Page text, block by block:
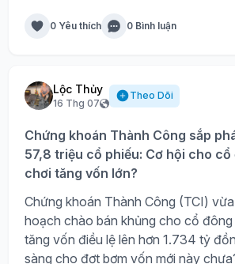
0 Yêu thích 0 Bình luận
Lộc Thủy
16 Thg 07
Theo Dõi
Chứng khoán Thành Công sắp
57,8 triệu cổ phiếu: Cơ hội cho
chơi tăng vốn lớn?
Chứng khoán Thành Công (TCI)
hoạch chào bán khủng cho cổ
tăng vốn điều lệ lên hơn 1.734 tỷ
sàng cho đợt bơm vốn mới này